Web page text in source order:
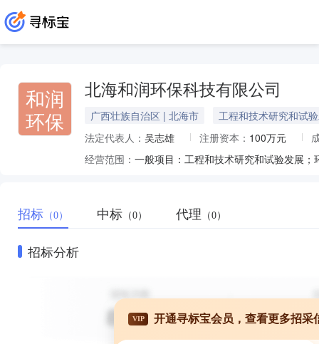
和润
环保
北海和润环保科技有限公司
广西壮族自治区 | 北海市
工程和技术研究和试
法定代表人： 吴志雄 注册资本： 100万元
经营范围：
招标 （0） 中标 （0） 代理 （0）
招标分析
VIP 开通寻标宝会员，查看更多招采